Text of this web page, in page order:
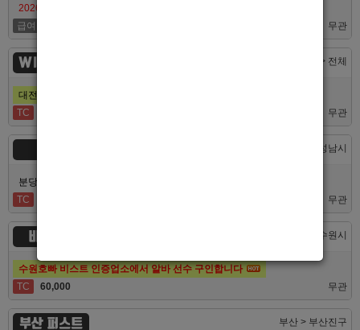
2026/7/10일 가성비 부산 호스트빠 루나에서 식구 구합니다
급여협의
무관
WINNER 대전 > 전체
대전호빠 제일 오래된 박스에서 남보도, 호빠알바를 모집합니다
TC
무관
경기 > 성남시
분당호빠 숨에서 가족처럼 함께일할 알바 분들을 모십니다.
TC
무관
비스트 경기 > 수원시
수원호빠 비스트 인증업소에서 알바 선수 구인합니다
TC
60,000 무관
부산 퍼스트 부산 > 부산진구